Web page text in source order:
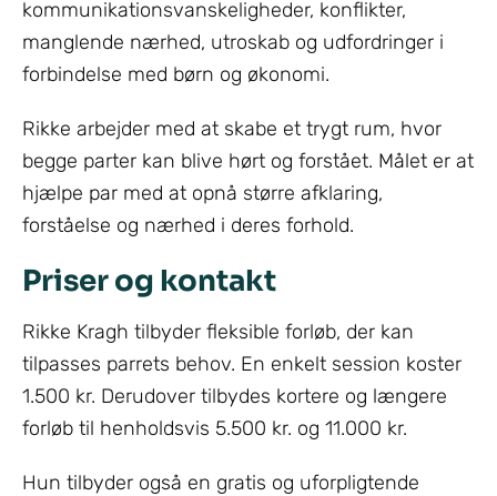
kommunikationsvanskeligheder, konflikter,
manglende nærhed, utroskab og udfordringer i
forbindelse med børn og økonomi.
Rikke arbejder med at skabe et trygt rum, hvor
begge parter kan blive hørt og forstået. Målet er at
hjælpe par med at opnå større afklaring,
forståelse og nærhed i deres forhold.
Priser og kontakt
Rikke Kragh tilbyder fleksible forløb, der kan
tilpasses parrets behov. En enkelt session koster
1.500 kr. Derudover tilbydes kortere og længere
forløb til henholdsvis 5.500 kr. og 11.000 kr.
Hun tilbyder også en gratis og uforpligtende